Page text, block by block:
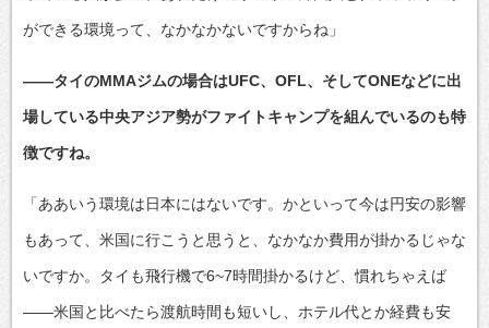
ができる環境って、なかなかないですからね」
――タイのMMAジムの場合はUFC、OFL、そしてONEなどに出
場している中央アジア勢がファイトキャンプを組んでいるのも特
徴ですね。
「ああいう環境は日本にはないです。かといって今は円安の影響
もあって、米国に行こうと思うと、なかなか費用が掛かるじゃな
いですか。タイも飛行機で6~7時間掛かるけど、慣れちゃえば
――米国と比べたら渡航時間も短いし、ホテル代とか経費も安